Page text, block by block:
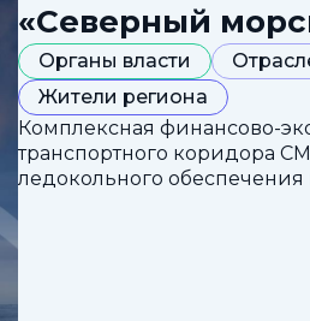
«Северный
Органы власти
Жители региона
Комплексная финансово-
транспортного коридора
ледокольного